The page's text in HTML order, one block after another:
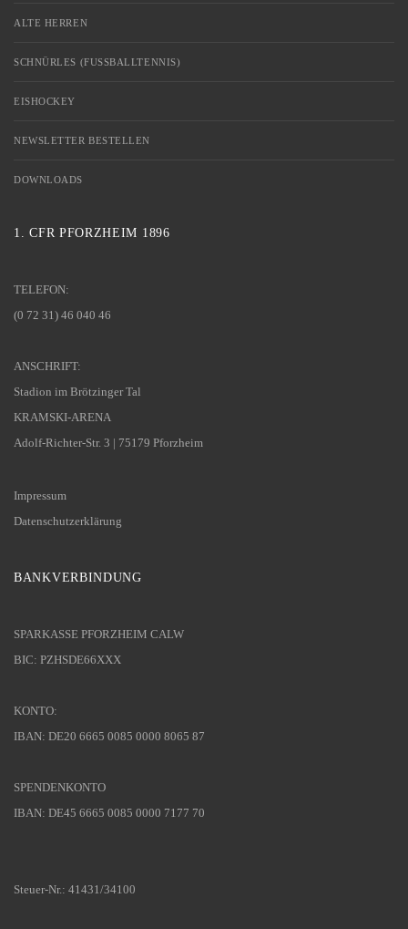
ALTE HERREN
SCHNÜRLES (FUSSBALLTENNIS)
EISHOCKEY
NEWSLETTER BESTELLEN
DOWNLOADS
1. CFR PFORZHEIM 1896
TELEFON:
(0 72 31) 46 040 46
ANSCHRIFT:
Stadion im Brötzinger Tal
KRAMSKI-ARENA
Adolf-Richter-Str. 3 | 75179 Pforzheim
Impressum
Datenschutzerklärung
BANKVERBINDUNG
SPARKASSE PFORZHEIM CALW
BIC: PZHSDE66XXX
KONTO:
IBAN: DE20 6665 0085 0000 8065 87
SPENDENKONTO
IBAN: DE45 6665 0085 0000 7177 70
Steuer-Nr.: 41431/34100